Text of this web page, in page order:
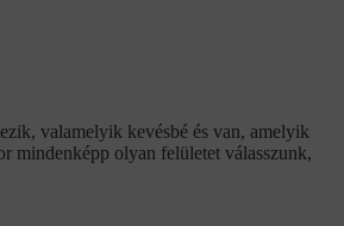
valamelyik kevésbé és van, amelyik
mindenképp olyan felületet válasszunk,